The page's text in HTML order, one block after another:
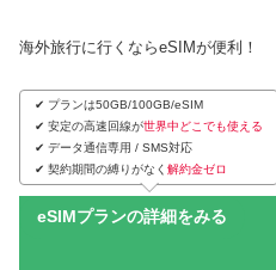
海外旅行に行くならeSIMが便利！
✔︎ プランは50GB/100GB/eSIM
✔︎ 安定の高速回線が世界中どこでも使える
✔︎ データ通信専用 / SMS対応
✔︎ 契約期間の縛りがなく 解約金ゼロ
eSIMプランの詳細をみる